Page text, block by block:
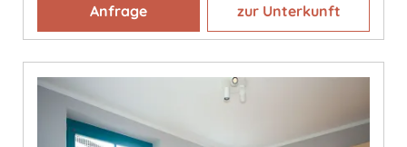
Anfrage zur Unterkunft